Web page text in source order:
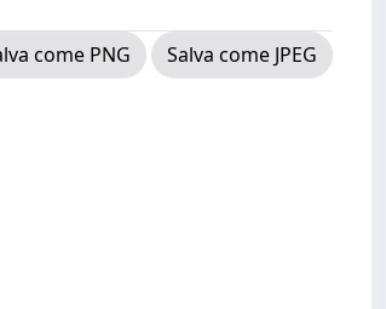
come PNG
Salva come JPEG